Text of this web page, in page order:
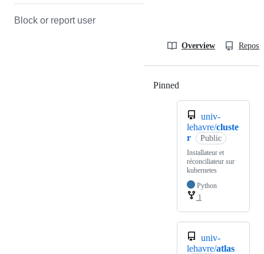
Block or report user
Overview
Pinned
univ-
lehavre/cluste
r
Public
Installateur et
réconciliateur sur
kubernetes
Python
1
univ-
lehavre/atlas